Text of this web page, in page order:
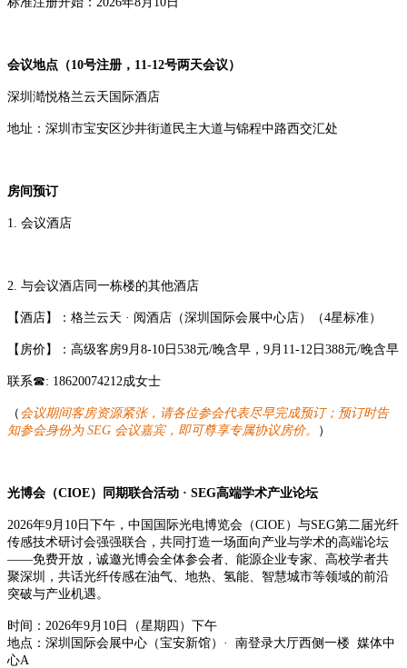
会议地点（10号注册，11-12号两天会议）
深圳澔悦格兰云天国际酒店
地址：深圳市宝安区沙井街道民主大道与锦程中路西交汇处
房间预订
1. 会议酒店
2. 与会议酒店同一栋楼的其他酒店
【酒店】：格兰云天 · 阅酒店（深圳国际会展中心店）（4星标准）
【房价】：高级客房9月8-10日538元/晚含早，9月11-12日388元/晚含早
联系☎: 18620074212成女士
（ 会议期间客房资源紧张，请各位参会代表尽早完成预订；预订时告
知参会身份为 SEG 会议嘉宾，即可尊享专属协议房价。
）
光博会（CIOE）同期联合活动 · SEG高端学术产业论坛
2026年9月10日下午，中国国际光电博览会（CIOE）与SEG第二届光纤
传感技术研讨会强强联合，共同打造一场面向产业与学术的高端论坛
——免费开放，诚邀光博会全体参会者、能源企业专家、高校学者共
聚深圳，共话光纤传感在油气、地热、氢能、智慧城市等领域的前沿
突破与产业机遇。
时间：2026年9月10日（星期四）下午
地点：深圳国际会展中心（宝安新馆）· 南登录大厅西侧一楼 媒体中
心A